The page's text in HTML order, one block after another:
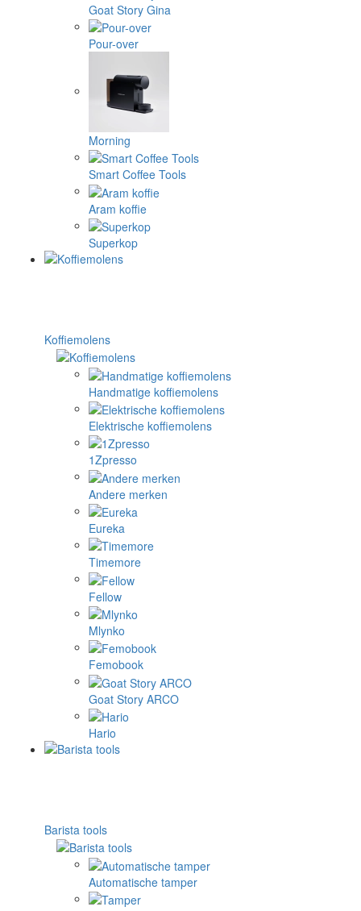
Goat Story Gina
Pour-over
Morning
Smart Coffee Tools
Aram koffie
Superkop
Koffiemolens
Handmatige koffiemolens
Elektrische koffiemolens
1Zpresso
Andere merken
Eureka
Timemore
Fellow
Mlynko
Femobook
Goat Story ARCO
Hario
Barista tools
Automatische tamper